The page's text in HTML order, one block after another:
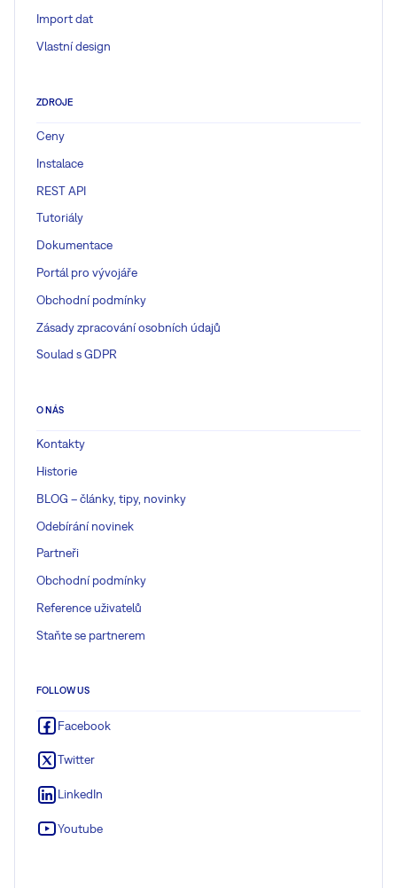
Import dat
Vlastní design
ZDROJE
Ceny
Instalace
REST API
Tutoriály
Dokumentace
Portál pro vývojáře
Obchodní podmínky
Zásady zpracování osobních údajů
Soulad s GDPR
O NÁS
Kontakty
Historie
BLOG – články, tipy, novinky
Odebírání novinek
Partneři
Obchodní podmínky
Reference uživatelů
Staňte se partnerem
FOLLOW US
Facebook
Twitter
LinkedIn
Youtube